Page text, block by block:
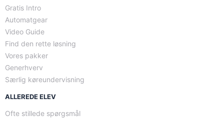
Gratis Intro
Automatgear
Video Guide
Find den rette løsning
Vores pakker
Generhverv
Særlig køreundervisning
ALLEREDE ELEV
Ofte stillede spørgsmål